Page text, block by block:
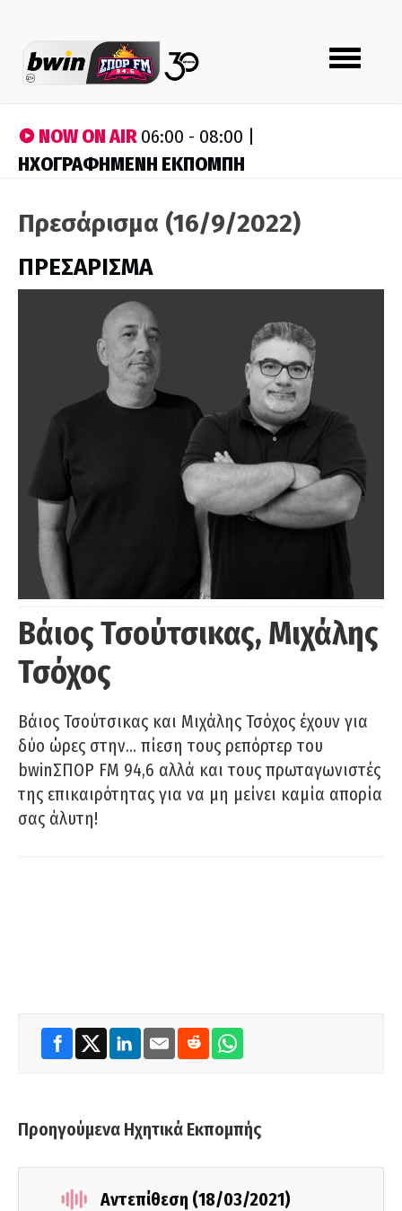
Toggle
navigation
NOW ON AIR06:00 - 08:00 |
ΗΧΟΓΡΑΦΗΜΕΝΗ ΕΚΠΟΜΠΗ
Πρεσάρισμα (16/9/2022)
ΠΡΕΣΑΡΙΣΜΑ
Βάιος Τσούτσικας, Μιχάλης
Τσόχος
Βάιος Τσούτσικας και Μιχάλης Τσόχος έχουν για
δύο ώρες στην… πίεση τους ρεπόρτερ του
bwinΣΠΟΡ FM 94,6 αλλά και τους πρωταγωνιστές
της επικαιρότητας για να μη μείνει καμία απορία
σας άλυτη!
Προηγούμενα Ηχητικά Εκπομπής
Αντεπίθεση (18/03/2021)